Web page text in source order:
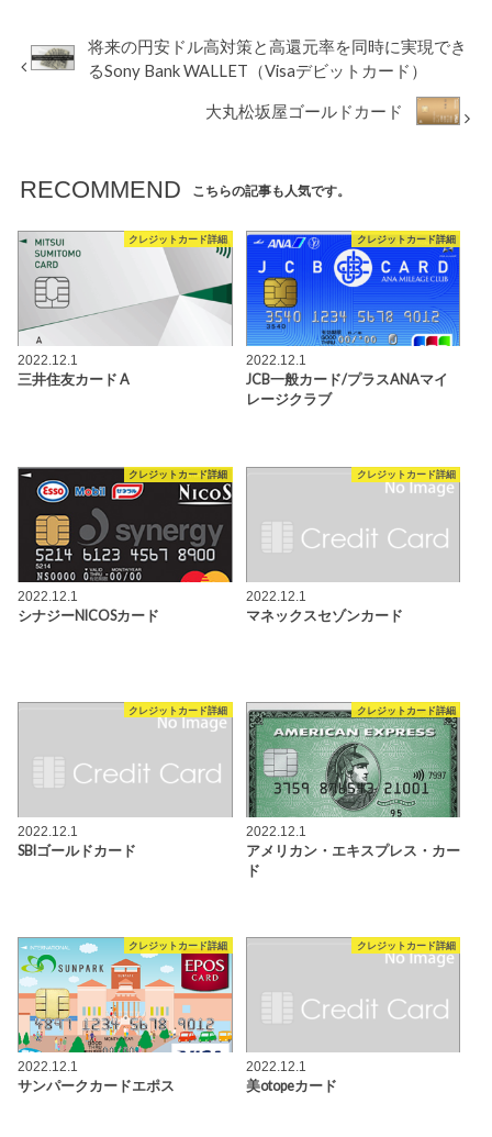
将来の円安ドル高対策と高還元率を同時に実現でき
るSony Bank WALLET（Visaデビットカード）
大丸松坂屋ゴールドカード
RECOMMEND こちらの記事も人気です。
クレジットカード詳細
2022.12.1
三井住友カード A
クレジットカード詳細
2022.12.1
JCB一般カード/プラスANAマイ
レージクラブ
クレジットカード詳細
2022.12.1
シナジーNICOSカード
クレジットカード詳細
2022.12.1
マネックスセゾンカード
クレジットカード詳細
2022.12.1
SBIゴールドカード
クレジットカード詳細
2022.12.1
アメリカン・エキスプレス・カー
ド
クレジットカード詳細
2022.12.1
サンパークカードエポス
クレジットカード詳細
2022.12.1
美otopeカード